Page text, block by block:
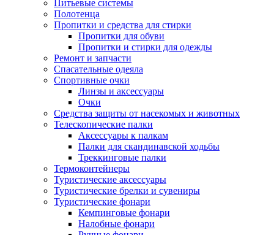
Питьевые системы
Полотенца
Пропитки и средства для стирки
Пропитки для обуви
Пропитки и стирки для одежды
Ремонт и запчасти
Спасательные одеяла
Спортивные очки
Линзы и аксессуары
Очки
Средства защиты от насекомых и животных
Телескопические палки
Аксессуары к палкам
Палки для скандинавской ходьбы
Треккинговые палки
Термоконтейнеры
Туристические аксессуары
Туристические брелки и сувениры
Туристические фонари
Кемпинговые фонари
Налобные фонари